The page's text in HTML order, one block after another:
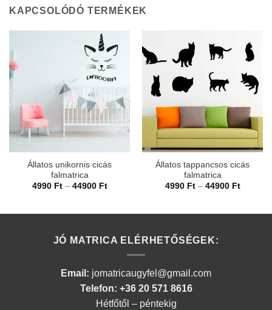
KAPCSOLÓDÓ TERMÉKEK
Állatos unikornis cicás
falmatrica
4990 Ft – 44900 FtÁrtartomány:
Állatos tappancsos cicás
falmatrica
4990 Ft – 44900 Ft
JÓ MATRICA ELÉRHETŐSÉGEK:
Email: jomatricaugyfel@gmail.com
Telefon: +36 20 571 8616
Hétfőtől – péntekig